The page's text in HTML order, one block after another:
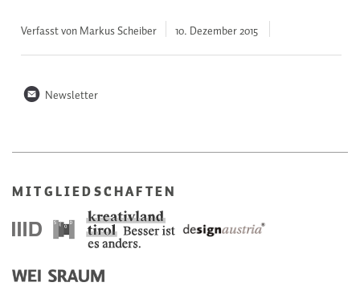
Verfasst von Markus Scheiber 10. Dezember2015
n Newsletter
MITGLIEDSCHAFTEN